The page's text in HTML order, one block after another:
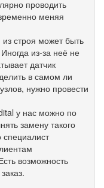
проводить
меняя
из строя может быть
Иногда из-за неё не
датчик
в самом ли
узлов, нужно провести
у нас можно по
замену такого
специалист
возможность
заказ.